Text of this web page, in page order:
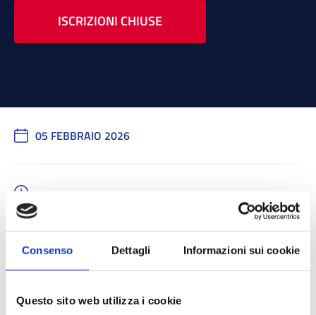
Consenso Dettagli Informazioni sui cookie
Questo sito web utilizza i cookie
ISCRIZIONI CHIUSE
05 FEBBRAIO 2026
ISCRIZIONI CHIUSE